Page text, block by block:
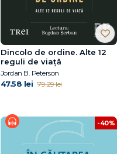
Dincolo de ordine. Alte 12
reguli de viață
Jordan B. Peterson
47.58 lei 79.29 lei
-40%